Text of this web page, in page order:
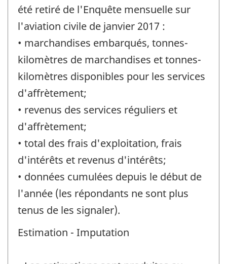
été retiré de l'Enquête mensuelle sur
l'aviation civile de janvier 2017 :
• marchandises embarqués, tonnes-
kilomètres de marchandises et tonnes-
kilomètres disponibles pour les services
d'affrètement;
• revenus des services réguliers et
d'affrètement;
• total des frais d'exploitation, frais
d'intérêts et revenus d'intérêts;
• données cumulées depuis le début de
l'année (les répondants ne sont plus
tenus de les signaler).
Estimation - Imputation